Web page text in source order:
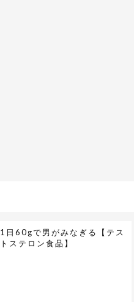
1日60gで男がみなぎる【テス
トステロン食品】